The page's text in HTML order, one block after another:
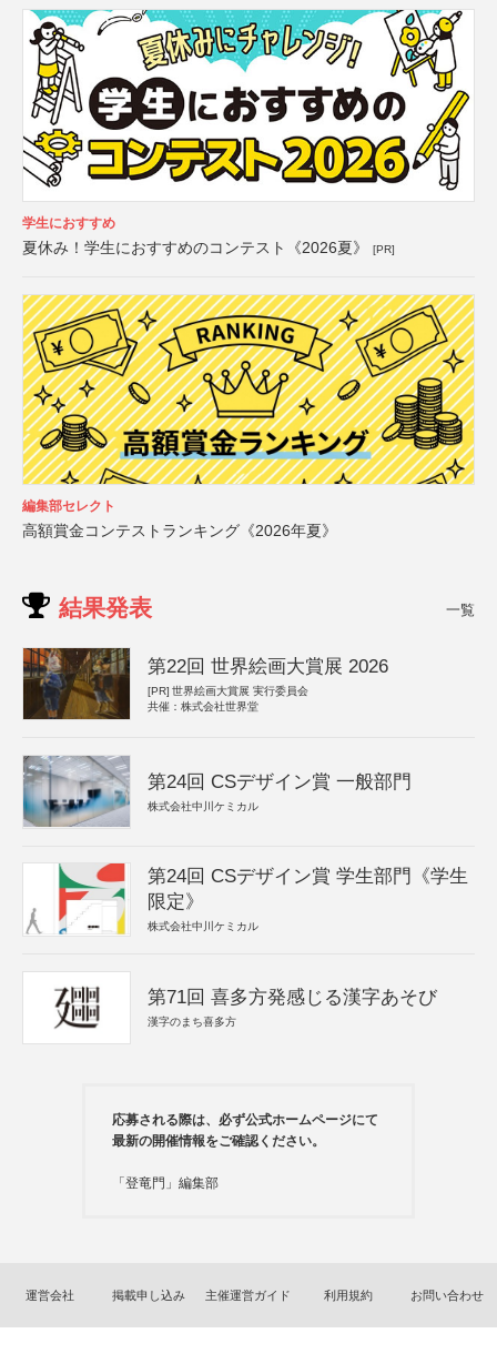
学生におすすめ
夏休み！学生におすすめのコンテスト《2026夏》 [PR]
編集部セレクト
高額賞金コンテストランキング《2026年夏》
結果発表 一覧
第22回 世界絵画大賞展 2026
[PR] 世界絵画大賞展 実行委員会
共催：株式会社世界堂
第24回 CSデザイン賞 一般部門
株式会社中川ケミカル
第24回 CSデザイン賞 学生部門《学生
限定》
株式会社中川ケミカル
第71回 喜多方発感じる漢字あそび
漢字のまち喜多方
応募される際は、必ず公式ホームページにて
最新の開催情報をご確認ください。
「登竜門」編集部
運営会社 掲載申し込み 主催運営ガイド 利用規約 お問い合わせ